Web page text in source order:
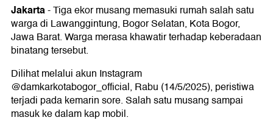
Jakarta-Tiga ekor musang memasuki rumah salah satu
warga di Lawanggintung, Bogor Selatan, Kota Bogor,
Jawa Barat. Warga merasa khawatir terhadap keberadaan
binatang tersebut.
Dilihat melalui akun Instagram
@damkarkotabogor_official, Rabu (14/5/2025), peristiwa
terjadi pada kemarin sore. Salah satu musang sampai
masuk ke dalam kap mobil.